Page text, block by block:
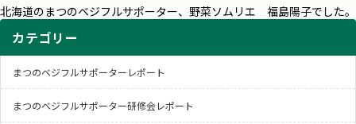
北海道のまつのベジフルサポーター、野菜ソムリエ 福島陽子でした。
カテゴリー
まつのベジフルサポーターレポート
まつのベジフルサポーター研修会レポート